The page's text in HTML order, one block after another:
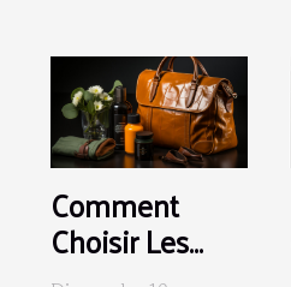
Comment
Choisir Les